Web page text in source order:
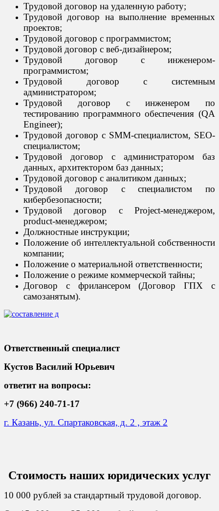
Трудовой договор на удаленную работу;
Трудовой договор на выполнение временных
проектов;
Трудовой договор с программистом;
Трудовой договор с веб-дизайнером;
Трудовой договор с инженером-
программистом;
Трудовой договор с системным
администратором;
Трудовой договор с инженером по
тестированию программного обеспечения (QA
Engineer);
Трудовой договор с SMM-специалистом, SEO-
специалистом;
Трудовой договор с администратором баз
данных, архитектором баз данных;
Трудовой договор с аналитиком данных;
Трудовой договор с специалистом по
кибербезопасности;
Трудовой договор с Project-менеджером,
product-менеджером;
Должностные инструкции;
Положение об интеллектуальной собственности
компании;
Положение о материальной ответственности;
Положение о режиме коммерческой тайны;
Договор с фрилансером (Договор ГПХ с
самозанятым).
Ответственный специалист
Кустов Василий Юрьевич
ответит на вопросы:
+7 (966) 240-71-17
г. Казань, ул. Спартаковская, д. 2 , этаж 2
Стоимость наших юридических услуг
10 000 рублей за стандартный трудовой договор.